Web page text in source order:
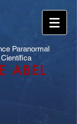
Paranormal
ABEL